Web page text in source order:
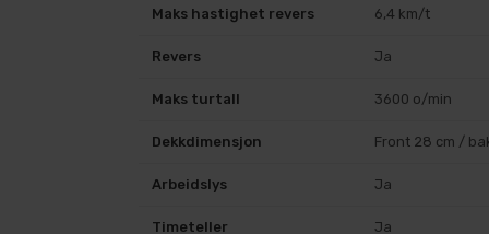
Maks hastighet revers 6,4 km/t
Revers Ja
Maks turtall 3600 o/min
Dekkdimensjon Front 28 cm /
Arbeidslys Ja
Timeteller Ja